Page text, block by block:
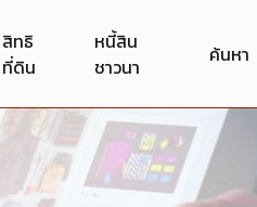
สิทธิ
ที่ดิน
หนี้สิน
ชาวนา
ค้นหา